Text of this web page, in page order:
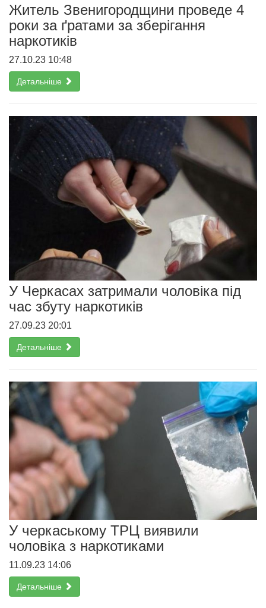
Житель Звенигородщини проведе 4
роки за ґратами за зберігання
наркотиків
27.10.23 10:48
Детальніше
У Черкасах затримали чоловіка під
час збуту наркотиків
27.09.23 20:01
Детальніше
У черкаському ТРЦ виявили
чоловіка з наркотиками
11.09.23 14:06
Детальніше